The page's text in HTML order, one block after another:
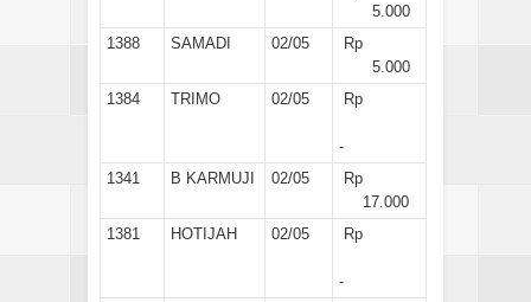
5.000
1388
SAMADI 02/05
Rp
5.000
1384
TRIMO 02/05 Rp
-
1341
B KARMUJI 02/05
Rp
17.000
1381
HOTIJAH 02/05 Rp
-